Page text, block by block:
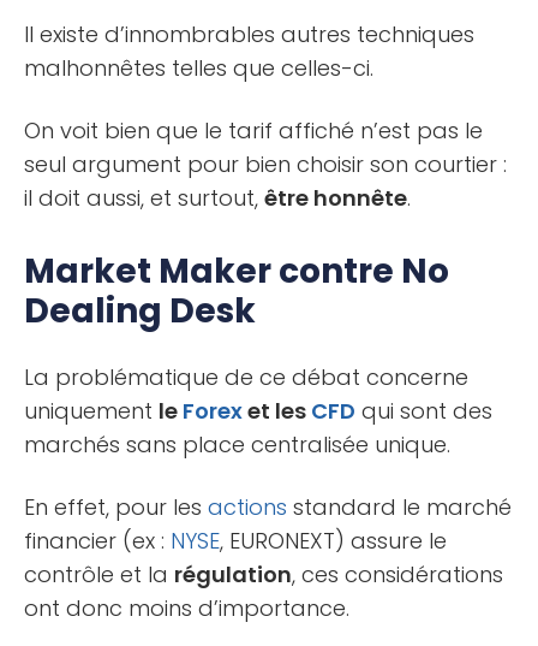
Il existe d’innombrables autres techniques
malhonnêtes telles que celles-ci.
On voit bien que le tarif affiché n’est pas le
seul argument pour bien choisir son courtier :
il doit aussi, et surtout, être honnête.
Market Maker contre No
Dealing Desk
La problématique de ce débat concerne
uniquement le Forexet les CFD qui sont des
marchés sans place centralisée unique.
En effet, pour les actions standard le marché
financier (ex : NYSE, EURONEXT) assure le
contrôle et la régulation, ces considérations
ont donc moins d’importance.